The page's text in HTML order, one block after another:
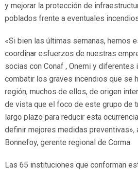
y mejorar la protección de
poblados frente a eventuales
«Si bien las últimas semanas, hemos
coordinar esfuerzos de nuestras
socias con Conaf , Onemi y diferentes
combatir los graves incendios que se
región, muchos de ellos, de origen
de vista que el foco de este grupo de
largo plazo para reducir esta
definir mejores medidas preventivas»,
Bonnefoy, gerente regional de Corma.
Las 65 instituciones que conforman